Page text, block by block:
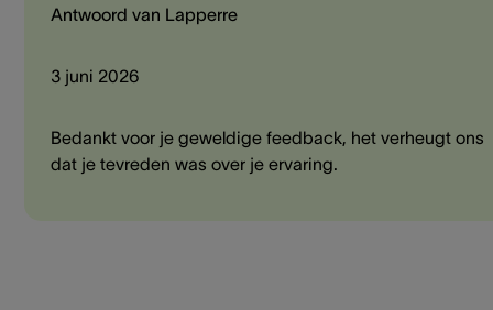
Antwoord van Lapperre
3 juni 2026
Bedankt voor je geweldige feedback, het verheugt ons
dat je tevreden was over je ervaring.